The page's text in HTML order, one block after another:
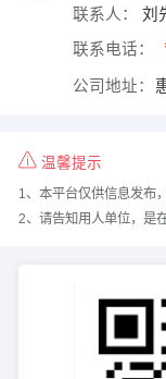
联系人： 刘
联系电话：
公司地址：
温馨提示
1、本平台仅供信息发布
2、请告知用人单位，是